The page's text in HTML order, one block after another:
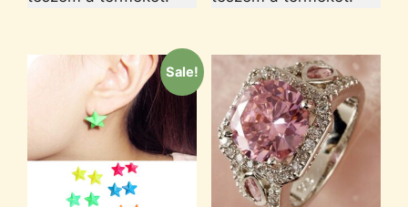
Sale!